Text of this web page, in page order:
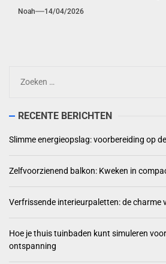
Noah 14/04/2026
naar:
RECENTE BERICHTEN
Slimme energieopslag: voorbereiding op
Zelfvoorzienend balkon: Kweken in
Verfrissende interieurpaletten: de charme
Hoe je thuis tuinbaden kunt simuleren
ontspanning